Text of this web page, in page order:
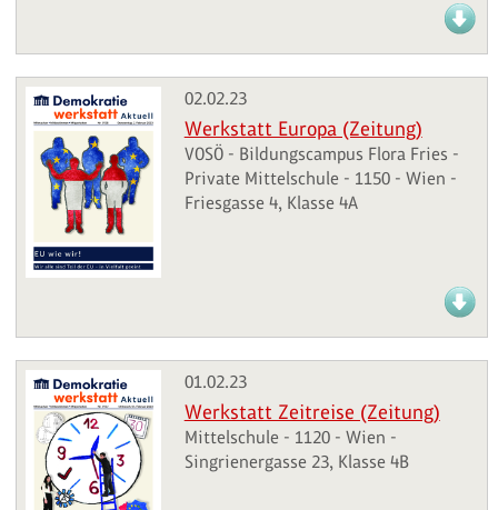
02.02.23
Werkstatt Europa (Zeitung)
VOSÖ - Bildungscampus Flora Fries -
Private Mittelschule - 1150 - Wien -
Friesgasse 4, Klasse 4A
01.02.23
Werkstatt Zeitreise (Zeitung)
Mittelschule - 1120 - Wien -
Singrienergasse 23, Klasse 4B